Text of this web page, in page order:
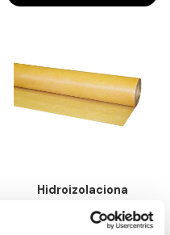
LATERAL DRAIN
horizontalni
13.190,00 RSD /
DODAJ U KORPU